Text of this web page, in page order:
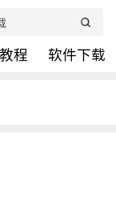
程 软件下载